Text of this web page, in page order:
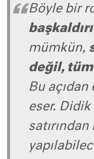
Böyle bir
başkaldırı
mümkün,
değil,
Bu
eser.